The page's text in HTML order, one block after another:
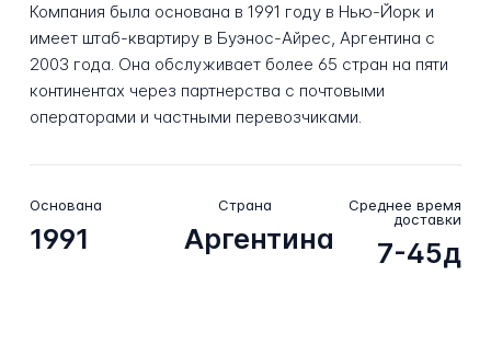
Компания была основана в 1991 году в Нью-Йорк и
имеет штаб-квартиру в Буэнос-Айрес, Аргентина с
2003 года. Она обслуживает более 65 стран на пяти
континентах через партнерства с почтовыми
операторами и частными перевозчиками.
Основана
1991
Страна
Аргентина
Среднее время
доставки
7-45д